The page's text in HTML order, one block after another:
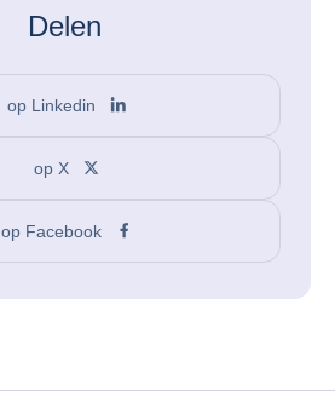
Delen
op Linkedin
op X
op Facebook